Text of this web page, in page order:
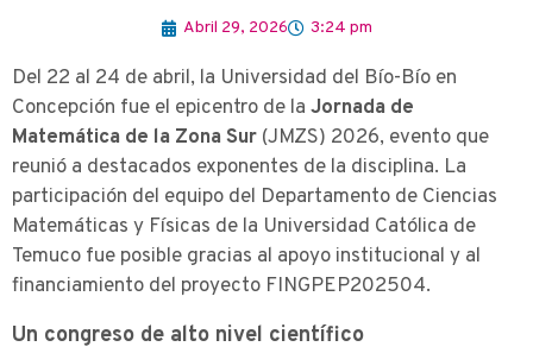
Abril 29, 2026 3:24 pm
Del 22 al 24 de abril, la Universidad del Bío-Bío en
Concepción fue el epicentro de la Jornada de
Matemática de la Zona Sur (JMZS) 2026, evento que
reunió a destacados exponentes de la disciplina. La
participación del equipo del Departamento de Ciencias
Matemáticas y Físicas de la Universidad Católica de
Temuco fue posible gracias al apoyo institucional y al
financiamiento del proyecto FINGPEP202504.
Un congreso de alto nivel científico